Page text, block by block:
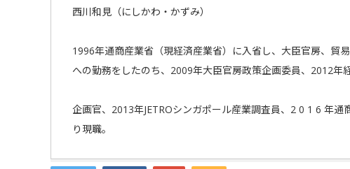
西川和見（にしかわ・かずみ）
1996年通商産業省（現経済産業省）に入省し、大臣官房、貿
への勤務をしたのち、2009年大臣官房政策企画委員、2012年
企画官、2013年JETROシンガポール産業調査員、2 0 1 6 年通
り現職。